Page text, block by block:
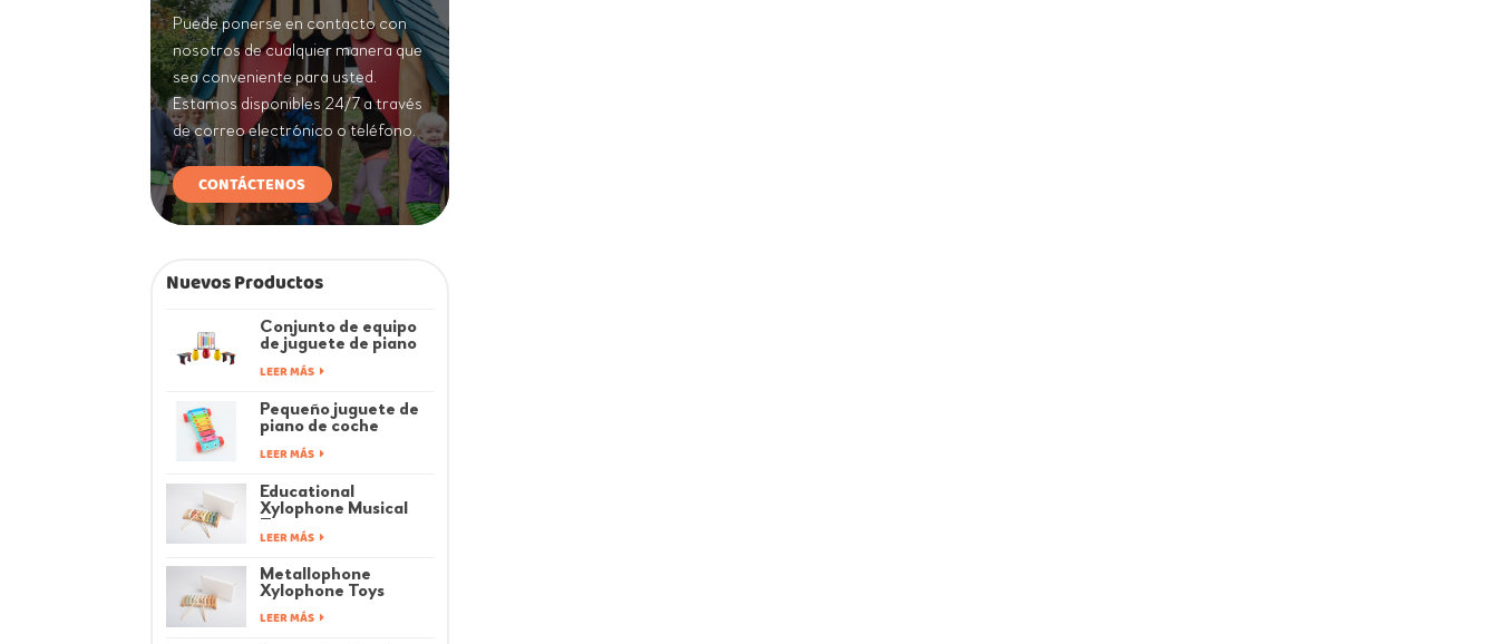
Puede ponerse en contacto con
nosotros de cualquier manera que
sea conveniente para usted.
Estamos disponibles 24/7 a través
de correo electrónico o teléfono.
CONTÁCTENOS
Nuevos Productos
Conjunto de equipo
de juguete de piano
de música de juegos
infantiles coloridos
LEER MÁS
Pequeño juguete de
piano de coche
musical Rainbow Baby
LEER MÁS
Educational
Xylophone Musical
Toys
LEER MÁS
Metallophone
Xylophone Toys
LEER MÁS